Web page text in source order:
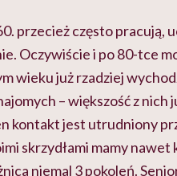
przecież często pracują,
Oczywiście i po80-tce
wieku już rzadziej
– większość z nich
kontakt jest utrudniony
skrzydłami mamy
niemal 3 pokoleń.